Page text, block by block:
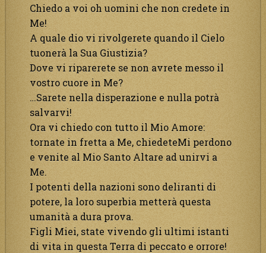
Chiedo a voi oh uomini che non credete in
Me!
A quale dio vi rivolgerete quando il Cielo
tuonerà la Sua Giustizia?
Dove vi riparerete se non avrete messo il
vostro cuore in Me?
…Sarete nella disperazione e nulla potrà
salvarvi!
Ora vi chiedo con tutto il Mio Amore:
tornate in fretta a Me, chiedeteMi perdono
e venite al Mio Santo Altare ad unirvi a
Me.
I potenti della nazioni sono deliranti di
potere, la loro superbia metterà questa
umanità a dura prova.
Figli Miei, state vivendo gli ultimi istanti
di vita in questa Terra di peccato e orrore!